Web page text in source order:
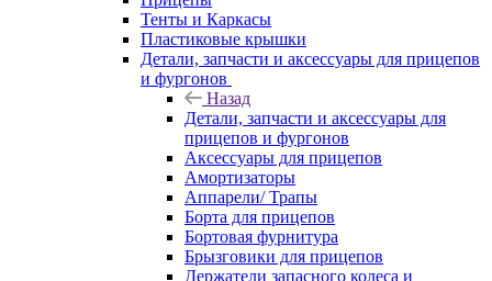
Тенты и Каркасы
Пластиковые крышки
Детали, запчасти и аксессуары для прицепов
и фургонов
Назад
Детали, запчасти и аксессуары для
прицепов и фургонов
Аксессуары для прицепов
Амортизаторы
Аппарели/ Трапы
Борта для прицепов
Бортовая фурнитура
Брызговики для прицепов
Держатели запасного колеса и